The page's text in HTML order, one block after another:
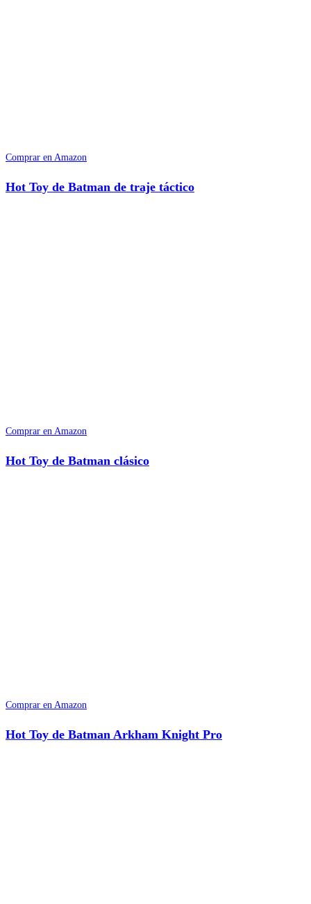
Comprar en Amazon
Hot Toy de Batman de traje táctico
Comprar en Amazon
Hot Toy de Batman clásico
Comprar en Amazon
Hot Toy de Batman Arkham Knight Pro